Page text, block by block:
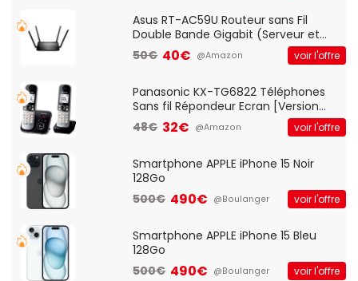
Asus RT-AC59U Routeur sans Fil
Double Bande Gigabit (Serveur et
Client VPN, Triple Vlan, Mode Point
d'accès et Bridge, contrôle Parental,
50€ 40€ @Amazon voir l'offre
Panasonic KX-TG6822 Téléphones
Sans fil Répondeur Ecran [Version
Française]
48€ 32€ @Amazon voir l'offre
Smartphone APPLE iPhone 15 Noir
128Go
500€ 490€ @Boulanger voir l'offre
Smartphone APPLE iPhone 15 Bleu
128Go
500€ 490€ @Boulanger voir l'offre